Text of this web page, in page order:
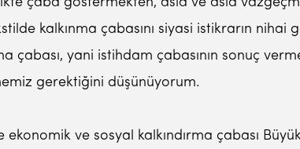
kalkınma çabasını siyasi istikrarın
çabası, yani istihdam çabasının sonuç
gerektiğini düşünüyorum.
ekonomik ve sosyal kalkındırma çabası